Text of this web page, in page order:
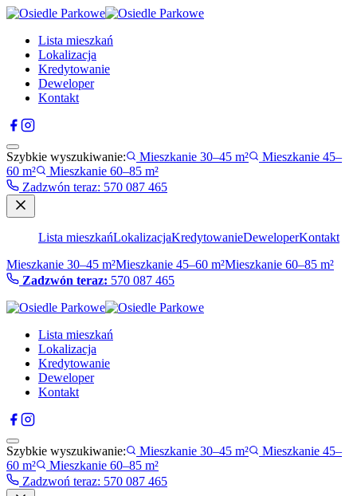
Lista mieszkań
Lokalizacja
Kredytowanie
Deweloper
Kontakt
Szybkie wyszukiwanie: Mieszkanie 30–45 m²
Mieszkanie 45–
60 m²
Mieszkanie 60–85 m²
Zadzwón teraz: 570 087 465
Lista mieszkańLokalizacjaKredytowanieDeweloperKontakt
Mieszkanie 30–45 m²Mieszkanie 45–60 m²Mieszkanie 60–85 m²
Zadzwón teraz: 570 087 465
Lista mieszkań
Lokalizacja
Kredytowanie
Deweloper
Kontakt
Szybkie wyszukiwanie: Mieszkanie 30–45 m²
Mieszkanie 45–
60 m²
Mieszkanie 60–85 m²
Zadzwoń teraz: 570 087 465